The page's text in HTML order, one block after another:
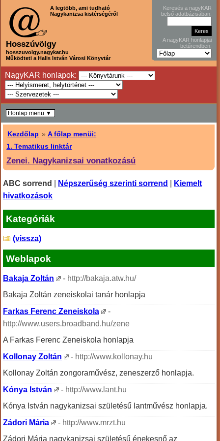
A legtöbb, ami tudható
Nagykanizsa kistérségéről
Hosszúvölgy
hosszuvolgy.nagykar.hu
Működteti a Halis István Városi Könyvtár
Keresés a nagyKAR
belső adatbázisában:
A nagyKAR honlapjai
betűrendben:
NagyKAR honlapok:
Kezdőlap »A főlap menüi:
1. Tematikus linktár
Zenei. Nagykanizsai vonatkozású
ABC sorrend Népszerűség szerinti sorrend
Kiemelt
hivatkozások
Kategóriák
(vissza)
Weblapok
Bakaja Zoltán - http://bakaja.atw.hu/
Bakaja Zoltán zeneiskolai tanár honlapja
Farkas Ferenc Zeneiskola
-
http://www.users.broadband.hu/zene
A Farkas Ferenc Zeneiskola honlapja
Kollonay Zoltán
- http://www.kollonay.hu
Kollonay Zoltán zongoraművész, zeneszerző honlapja.
Kónya István
- http://www.lant.hu
Kónya István nagykanizsai születésű lantművész honlapja.
Zádori Mária
- http://www.mrzt.hu
Zádori Mária nagykanizsai születésű énekesnő az
Honlap menü ▼